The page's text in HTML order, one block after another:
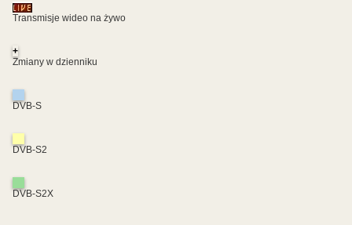
Transmisje wideo na żywo
+
Zmiany w dzienniku
DVB-S
DVB-S2
DVB-S2X